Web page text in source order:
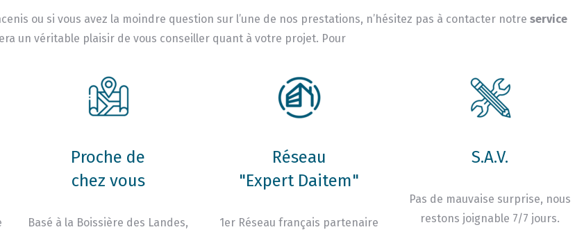
ou si vous avez la moindre question sur l’une de nos prestations, n’hésitez pas à contacter notre service
un véritable plaisir de vous conseiller quant à votre projet. Pour
Proche de
chez vous
Basé à la Boissière des Landes,
Réseau
"Expert Daitem"
1er Réseau français partenaire
S.A.V.
Pas de mauvaise surprise, nous
restons joignable 7/7 jours.